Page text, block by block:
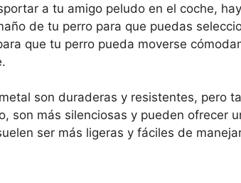
a tu amigo peludo en el coche,
de tu perro para que puedas
que tu perro pueda moverse
son duraderas y resistentes, pero
son más silenciosas y pueden ofrecer
ser más ligeras y fáciles de